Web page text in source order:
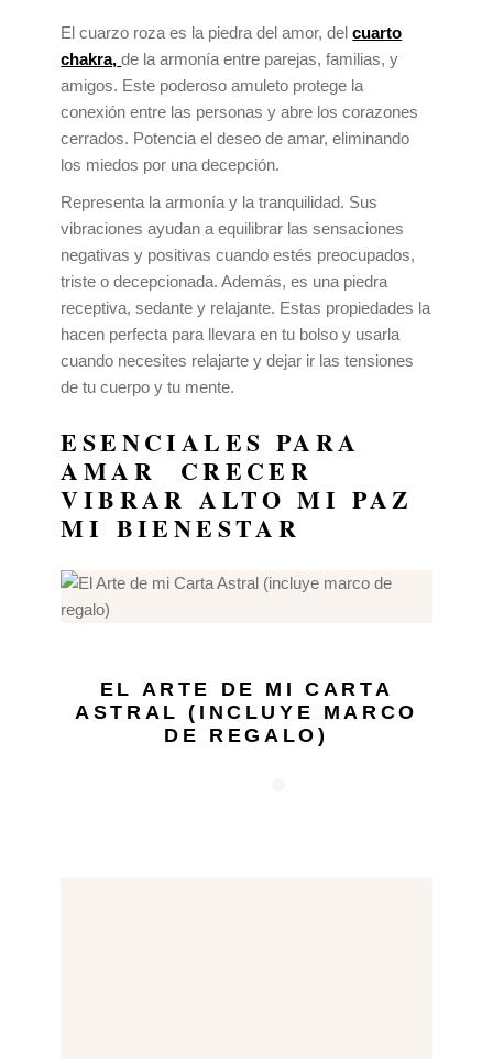
El cuarzo roza es la piedra del amor, delcuarto
chakra, de la armonía entre parejas, familias, y
amigos. Este poderoso amuleto protege la
conexión entre las personas y abre los corazones
cerrados. Potencia el deseo de amar, eliminando
los miedos por una decepción.
Representa la armonía y la tranquilidad. Sus
vibraciones ayudan a equilibrar las sensaciones
negativas y positivas cuando estés preocupados,
triste o decepcionada. Además, es una piedra
receptiva, sedante y relajante. Estas propiedades la
hacen perfecta para llevara en tu bolso y usarla
cuando necesites relajarte y dejar ir las tensiones
de tu cuerpo y tu mente.
ESENCIALES PARA
AMAR CRECER
VIBRAR ALTOMI PAZ
MI BIENESTAR
EL ARTE DE MI CARTA
ASTRAL (INCLUYE MARCO
DE REGALO)